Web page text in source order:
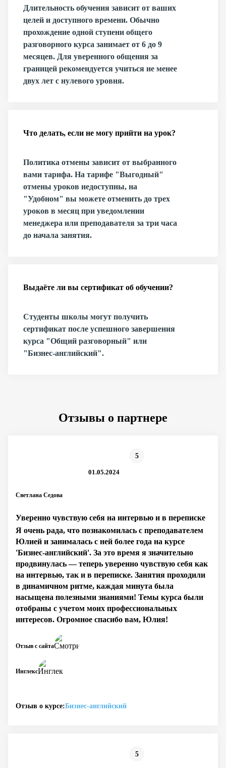
Длительность обучения зависит от ваших
целей и доступного времени. Обычно
прохождение одной ступени общего
разговорного курса занимает от 6 до 9
месяцев. Для уверенного общения за
границей рекомендуется учиться не менее
двух лет с нулевого уровня.
Что делать, если не могу прийти на урок?
Политика отмены зависит от выбранного
вами тарифа. На тарифе "Выгодный"
отмены уроков недоступны, на
"Удобном" вы можете отменить до трех
уроков в месяц при уведомлении
менеджера или преподавателя за три часа
до начала занятия.
Выдаёте ли вы сертификат об обучении?
Студенты школы могут получить
сертификат после успешного завершения
курса "Общий разговорный" или
"Бизнес-английский".
Отзывы о партнере
Светлана Седова
5
01.05.2024
Уверенно чувствую себя на интервью и в переписке
Я очень рада, что познакомилась с преподавателем
Юлией и занималась с ней более года на курсе
'Бизнес-английский'. За это время я значительно
продвинулась — теперь уверенно чувствую себя как
на интервью, так и в переписке. Занятия проходили
в динамичном ритме, каждая минута была
насыщена полезными знаниями! Темы курса были
отобраны с учетом моих профессиональных
интересов. Огромное спасибо вам, Юлия!
Инглекс
Отзыв с сайта
Отзыв о курсе:Бизнес-английский
5